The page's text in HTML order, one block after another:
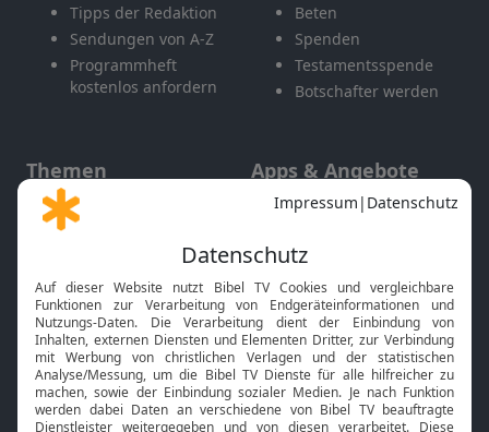
Tipps der Redaktion
Sendungen von A-Z
Programmheft
kostenlos anfordern
Beten
Spenden
Testamentsspende
Botschafter werden
Themen
Gott und Bibel erklärt
Neuigkeiten
Apps & Angebote
Mobile App
Smart TV
HbbTV
Bibelthek Online-Bibel
Nächster Gottesdienst